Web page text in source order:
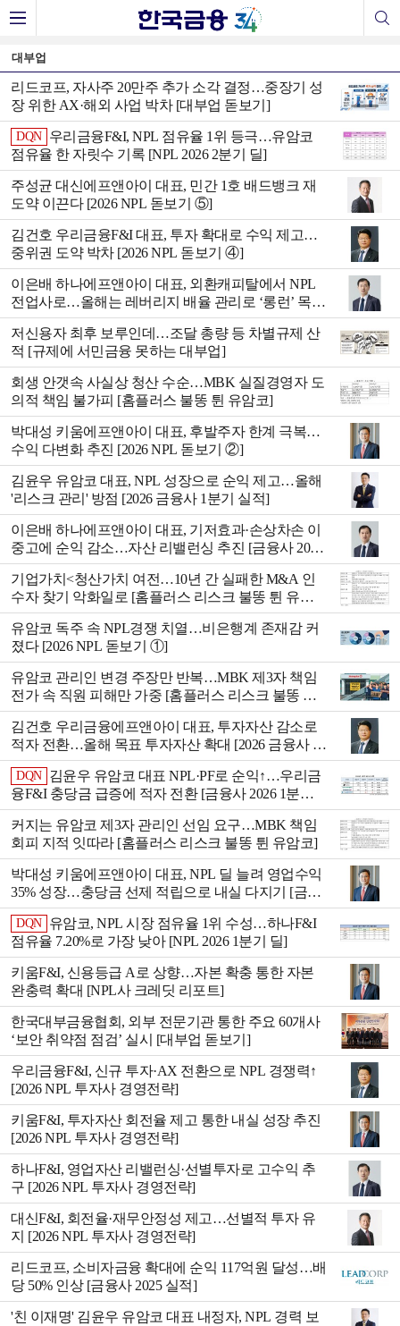
대부업
리드코프, 자사주 20만주 추가 소각 결정…중장기 성
장 위한 AX·해외 사업 박차 [대부업 돋보기]
DQN
우리금융F&I, NPL 점유율 1위 등극…유암코
점유율 한 자릿수 기록 [NPL 2026 2분기 딜]
주성균 대신에프앤아이 대표, 민간 1호 배드뱅크 재
도약 이끈다 [2026 NPL 돋보기 ⑤]
김건호 우리금융F&I 대표, 투자 확대로 수익 제고…
중위권 도약 박차 [2026 NPL 돋보기 ④]
이은배 하나에프앤아이 대표, 외환캐피탈에서 NPL
전업사로…올해는 레버리지 배율 관리로 ‘롱런’ 목표
[2026 NPL 돋보기 ③]
저신용자 최후 보루인데…조달 총량 등 차별규제 산
적 [규제에 서민금융 못하는 대부업]
회생 안갯속 사실상 청산 수순…MBK 실질경영자 도
의적 책임 불가피 [홈플러스 불똥 튄 유암코]
박대성 키움에프앤아이 대표, 후발주자 한계 극복…
수익 다변화 추진 [2026 NPL 돋보기 ②]
김윤우 유암코 대표, NPL 성장으로 순익 제고…올해
'리스크 관리' 방점 [2026 금융사 1분기 실적]
이은배 하나에프앤아이 대표, 기저효과·손상차손 이
중고에 순익 감소…자산 리밸런싱 추진 [금융사 2026
1분기 실적]
기업가치<청산가치 여전…10년 간 실패한 M&A 인
수자 찾기 악화일로 [홈플러스 리스크 불똥 튄 유암
코]
유암코 독주 속 NPL경쟁 치열…비은행계 존재감 커
졌다 [2026 NPL 돋보기 ①]
유암코 관리인 변경 주장만 반복…MBK 제3자 책임
전가 속 직원 피해만 가중 [홈플러스 리스크 불똥 튄
유암코]
김건호 우리금융에프앤아이 대표, 투자자산 감소로
적자 전환…올해 목표 투자자산 확대 [2026 금융사 1
분기 실적]
DQN
김윤우 유암코 대표 NPL·PF로 순익↑…우리금
융F&I 충당금 급증에 적자 전환 [금융사 2026 1분기
리그테이블]
커지는 유암코 제3자 관리인 선임 요구…MBK 책임
회피 지적 잇따라 [홈플러스 리스크 불똥 튄 유암코]
박대성 키움에프앤아이 대표, NPL 딜 늘려 영업수익
35% 성장…충당금 선제 적립으로 내실 다지기 [금융
사 2026 1분기 실적]
DQN
유암코, NPL 시장 점유율 1위 수성…하나F&I
점유율 7.20%로 가장 낮아 [NPL 2026 1분기 딜]
키움F&I, 신용등급 A로 상향…자본 확충 통한 자본
완충력 확대 [NPL사 크레딧 리포트]
한국대부금융협회, 외부 전문기관 통한 주요 60개사
‘보안 취약점 점검’ 실시 [대부업 돋보기]
우리금융F&I, 신규 투자·AX 전환으로 NPL 경쟁력↑
[2026 NPL 투자사 경영전략]
키움F&I, 투자자산 회전율 제고 통한 내실 성장 추진
[2026 NPL 투자사 경영전략]
하나F&I, 영업자산 리밸런싱·선별투자로 고수익 추
구 [2026 NPL 투자사 경영전략]
대신F&I, 회전율·재무안정성 제고…선별적 투자 유
지 [2026 NPL 투자사 경영전략]
리드코프, 소비자금융 확대에 순익 117억원 달성…배
당 50% 인상 [금융사 2025 실적]
'친 이재명' 김윤우 유암코 대표 내정자, NPL 경력 보